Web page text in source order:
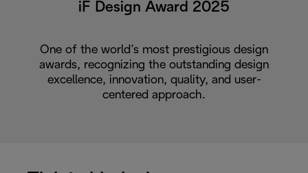
iF Design Award 2025
One of the world’s most prestigious design
awards, recognizing the outstanding design
excellence, innovation, quality, and user-
centered approach.